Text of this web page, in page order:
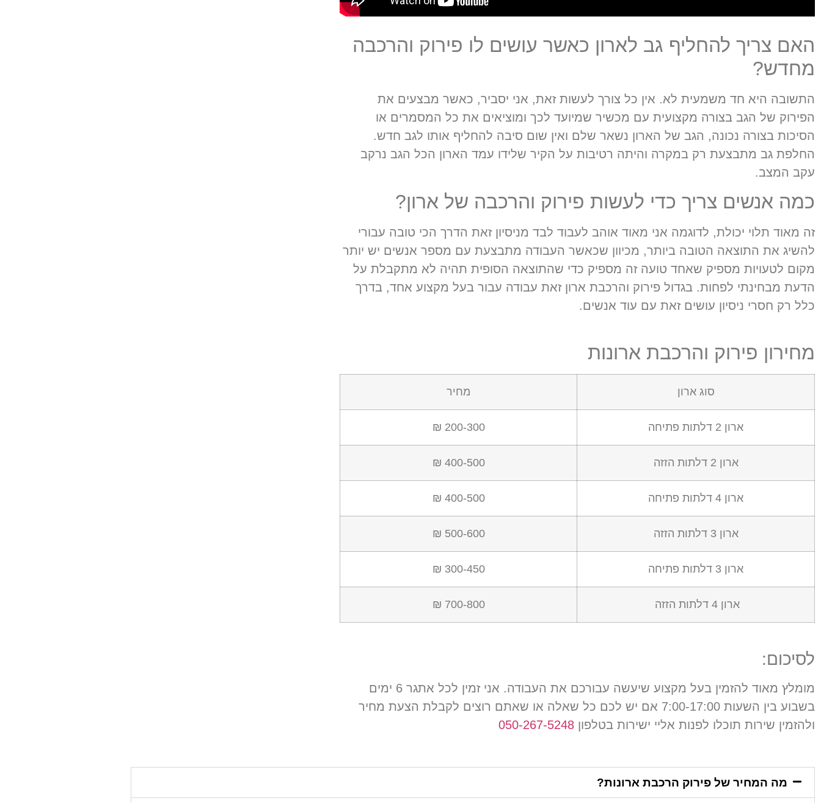
האם צריך להחליף גב לארון כאשר עושים לו פירוק והרכבה
מחדש?
התשובה היא חד משמעית לא. אין כל צורך לעשות זאת, אני יסביר, כאשר מבצעים את
הפירוק של הגב בצורה מקצועית עם מכשיר שמיועד לכך ומוציאים את כל המסמרים או
הסיכות בצורה נכונה, הגב של הארון נשאר שלם ואין שום סיבה להחליף אותו לגב חדש.
החלפת גב מתבצעת רק במקרה והיתה רטיבות על הקיר שלידו עמד הארון הכל הגב נרקב
עקב המצב.
כמה אנשים צריך כדי לעשות פירוק והרכבה של ארון?
זה מאוד תלוי יכולת, לדוגמה אני מאוד אוהב לעבוד לבד מניסיון זאת הדרך הכי טובה עבורי
להשיג את התוצאה הטובה ביותר, מכיוון שכאשר העבודה מתבצעת עם מספר אנשים יש יותר
מקום לטעויות מספיק שאחד טועה זה מספיק כדי שהתוצאה הסופית תהיה לא מתקבלת על
הדעת מבחינתי לפחות. בגדול פירוק והרכבת ארון זאת עבודה עבור בעל מקצוע אחד, בדרך
כלל רק חסרי ניסיון עושים זאת עם עוד אנשים.
מחירון פירוק והרכבת ארונות
סוג ארון מחיר
ארון 2 דלתות פתיחה 200-300 ₪
ארון 2 דלתות הזזה 400-500 ₪
ארון 4 דלתות פתיחה 400-500 ₪
ארון 3 דלתות הזזה 500-600 ₪
ארון 3 דלתות פתיחה 300-450 ₪
ארון 4 דלתות הזזה 700-800 ₪
לסיכום:
מומלץ מאוד להזמין בעל מקצוע שיעשה עבורכם את העבודה. אני זמין לכל אתגר
ימים
בשבוע בין השעות
אם יש לכם כל שאלה או שאתם רוצים לקבלת הצעת מחיר
ולהזמין שירות תוכלו לפנות אליי ישירות בטלפון
מה המחיר של פירוק הרכבת ארונות?